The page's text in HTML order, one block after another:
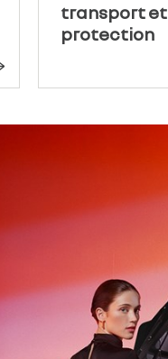
transport et
protection